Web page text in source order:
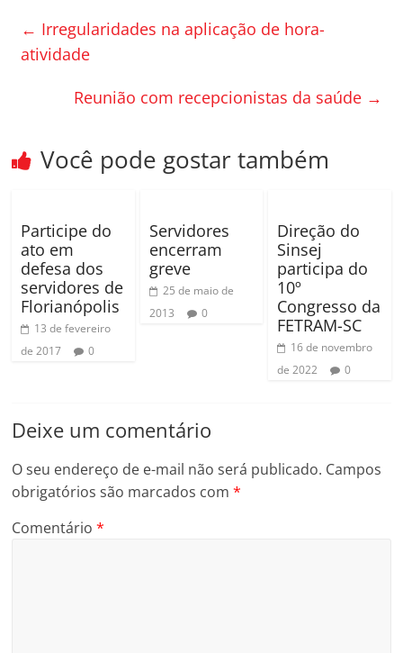
e
b
o
er p
h
← Irregularidades na aplicação de hora-
atividade
Reunião com recepcionistas da saúde →
Você pode gostar também
Participe do
ato em
defesa dos
servidores de
Florianópolis
13 de fevereiro
de 2017
0
Servidores
encerram
greve
25 de maio de
2013
0
Direção do
Sinsej
participa do
10º
Congresso da
FETRAM-SC
16 de novembro
de 2022
0
Deixe um comentário
O seu endereço de e-mail não será publicado. Campos
obrigatórios são marcados com*
Comentário*